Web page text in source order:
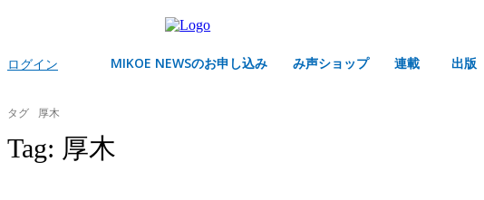
ログイン MIKOE NEWSのお申し込み み声ショップ 連載 出版
タグ 厚木
Tag: 厚木